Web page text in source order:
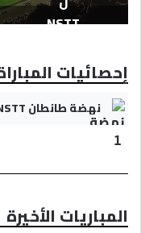
إحصائيات
نهضة طانطان NSTT
1
المباريات الأخيرة